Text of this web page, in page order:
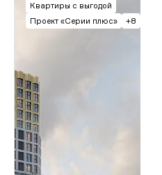
Квартиры с выгодой
Проект «Серии плюс»
+8